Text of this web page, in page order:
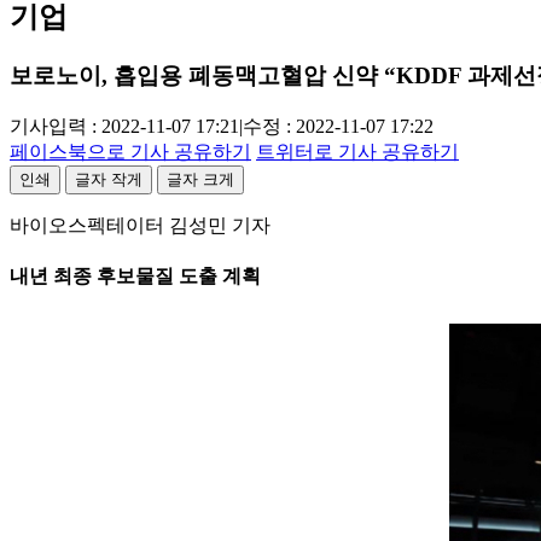
기업
보로노이, 흡입용 폐동맥고혈압 신약 “KDDF 과제선
기사입력 : 2022-11-07 17:21 |수정 : 2022-11-07 17:22
페이스북으로 기사 공유하기
트위터로 기사 공유하기
인쇄 글자 작게 글자 크게
바이오스펙테이터 김성민 기자
내년 최종 후보물질 도출 계획